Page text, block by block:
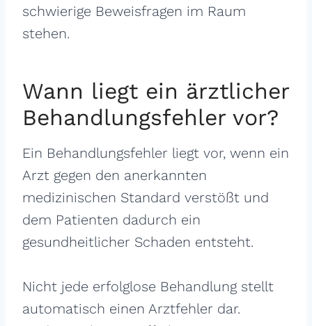
schwierige Beweisfragen im Raum
stehen.
Wann liegt ein ärztlicher
Behandlungsfehler vor?
Ein Behandlungsfehler liegt vor, wenn ein
Arzt gegen den anerkannten
medizinischen Standard verstößt und
dem Patienten dadurch ein
gesundheitlicher Schaden entsteht.
Nicht jede erfolglose Behandlung stellt
automatisch einen Arztfehler dar.